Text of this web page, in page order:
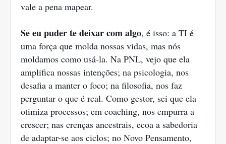
vale a pena mapear.
Se eu puder te deixar com algo, é isso: a TI é
uma força que molda nossas vidas, mas nós
moldamos como usá-la. Na PNL, vejo que ela
amplifica nossas intenções; na psicologia, nos
desafia a manter o foco; na filosofia, nos faz
perguntar o que é real. Como gestor, sei que ela
otimiza processos; em coaching, nos empurra a
crescer; nas crenças ancestrais, ecoa a sabedoria
de adaptar-se aos ciclos; no Novo Pensamento,